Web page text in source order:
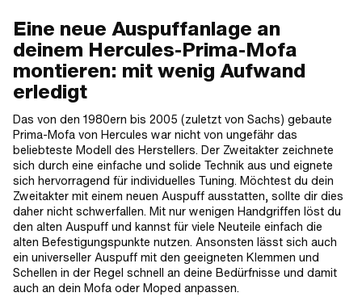
Eine neue Auspuffanlage an
deinem Hercules-Prima-Mofa
montieren: mit wenig Aufwand
erledigt
Das von den 1980ern bis 2005 (zuletzt von Sachs) gebaute
Prima-Mofa von Hercules war nicht von ungefähr das
beliebteste Modell des Herstellers. Der Zweitakter zeichnete
sich durch eine einfache und solide Technik aus und eignete
sich hervorragend für individuelles Tuning. Möchtest du dein
Zweitakter mit einem neuen Auspuff ausstatten, sollte dir dies
daher nicht schwerfallen. Mit nur wenigen Handgriffen löst du
den alten Auspuff und kannst für viele Neuteile einfach die
alten Befestigungspunkte nutzen. Ansonsten lässt sich auch
ein universeller Auspuff mit den geeigneten Klemmen und
Schellen in der Regel schnell an deine Bedürfnisse und damit
auch an dein Mofa oder Moped anpassen.